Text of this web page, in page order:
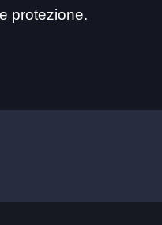
protezione.